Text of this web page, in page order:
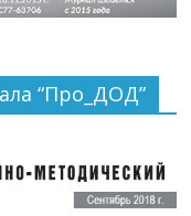
“Про_ДОД”